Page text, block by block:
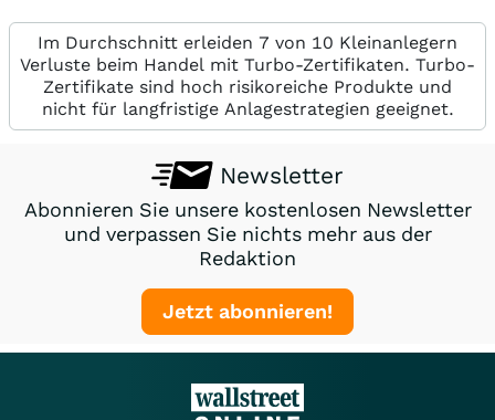
Im Durchschnitt erleiden 7 von 10 Kleinanlegern
Verluste beim Handel mit Turbo-Zertifikaten. Turbo-
Zertifikate sind hoch risikoreiche Produkte und
nicht für langfristige Anlagestrategien geeignet.
Newsletter
Abonnieren Sie unsere kostenlosen Newsletter
und verpassen Sie nichts mehr aus der
Redaktion
Jetzt abonnieren!